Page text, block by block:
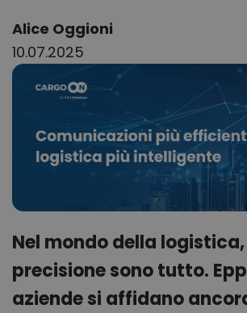
Author:
Alice Oggioni
10.07.2025
Nel mondo della
precisione sono tutto.
aziende si affidano